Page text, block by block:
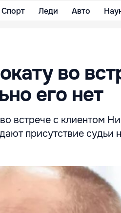
Спорт Леди Авто
во
его нет
встрече с клиентом
присутствие судьи